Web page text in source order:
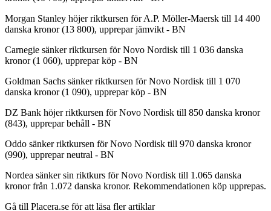
Morgan Stanley höjer riktkursen för A.P. Möller-Maersk till 14 400
danska kronor (13 800), upprepar jämvikt - BN
Carnegie sänker riktkursen för Novo Nordisk till 1 036 danska
kronor (1 060), upprepar köp - BN
Goldman Sachs sänker riktkursen för Novo Nordisk till 1 070
danska kronor (1 090), upprepar köp - BN
DZ Bank höjer riktkursen för Novo Nordisk till 850 danska kronor
(843), upprepar behåll - BN
Oddo sänker riktkursen för Novo Nordisk till 970 danska kronor
(990), upprepar neutral - BN
Nordea sänker sin riktkurs för Novo Nordisk till 1.065 danska
kronor från 1.072 danska kronor. Rekommendationen köp upprepas.
Gå till Placera.se för att läsa fler artiklar